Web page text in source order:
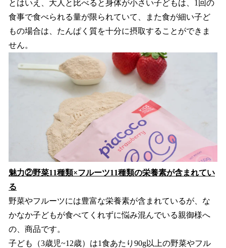
とはいえ、大人と比べると身体が小さい子どもは、1回の
食事で食べられる量が限られていて、また食が細い子ど
もの場合は、たんぱく質を十分に摂取することができま
せん。
魅力②野菜11種類×フルーツ11種類の栄養素が含まれてい
る
野菜やフルーツには豊富な栄養素が含まれているが、な
かなか子どもが食べてくれずに悩み混んでいる親御様へ
の、商品です。
子ども（3歳児~12歳）は1食あたり90g以上の野菜やフル